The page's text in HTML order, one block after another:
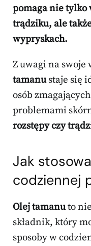
pomaga nie tylko
trądziku, ale
wypryskach.
Z uwagi na swoje
tamanustaje się
osób
problemami
rozstępy czy
Jak
codziennej
Olej tamanuto
składnik, który
sposoby w